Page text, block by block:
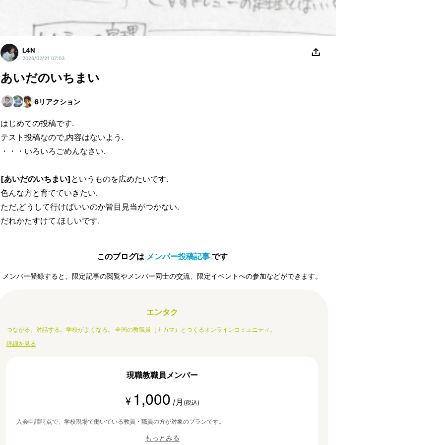
L4N
2026/02/21 07:03
あいだのいちまい
6リアクション
はじめての投稿です.
テスト投稿なので,内容はないよう.
・・・いろいろごめんなさい.
[あいだのいちまい] というものを広めたいです.
色んな方と育てていきたい.
ただ,どうして行けばいいのか皆目見当がつかない.
だれかたすけて.ほしいです.
このブログは メンバー投稿記事 です
メンバー登録すると、限定記事の閲覧やメンバー同士の交流、限定イベントへの参加などができます。
エンタク
つながる。対話する。学校がよくなる。 全国の教職員（ナカマ）とつくるオンラインコミュニティ。
詳細を見る
現職教職員メンバー
¥ 1,000 /月 (税込)
入会申請時点で、学校現場で働いている教員・職員の方が対象のプランです。
もっとみる